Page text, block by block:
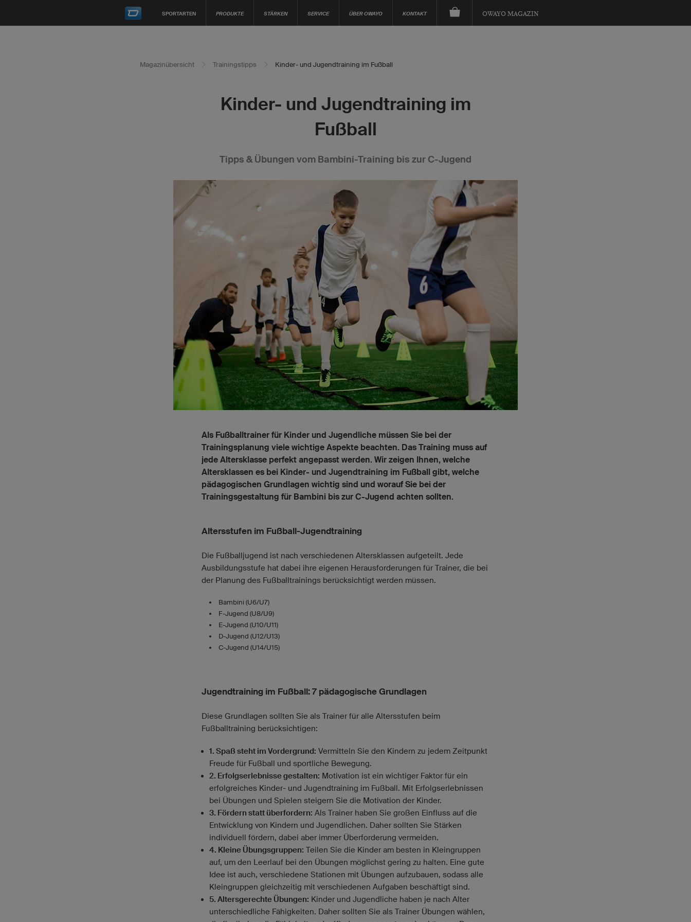
SPORTARTEN PRODUKTE STÄRKEN SERVICE ÜBER OWAYO KONTAKT OWAYO MAGAZIN
Magazinübersicht Trainingstipps Kinder- und Jugendtraining im Fußball
Kinder- und Jugendtraining im
Fußball
Tipps & Übungen vom Bambini-Training bis zur C-Jugend
Als Fußballtrainer für Kinder und Jugendliche müssen Sie bei der
Trainingsplanung viele wichtige Aspekte beachten. Das Training muss auf
jede Altersklasse perfekt angepasst werden. Wir zeigen Ihnen, welche
Altersklassen es bei Kinder- und Jugendtraining im Fußball gibt, welche
pädagogischen Grundlagen wichtig sind und worauf Sie bei der
Trainingsgestaltung für Bambini bis zur C-Jugend achten sollten.
Altersstufen im Fußball-Jugendtraining
Die Fußballjugend ist nach verschiedenen Altersklassen aufgeteilt. Jede
Ausbildungsstufe hat dabei ihre eigenen Herausforderungen für Trainer, die bei
der Planung des Fußballtrainings berücksichtigt werden müssen.
Bambini (U6/U7)
F-Jugend (U8/U9)
E-Jugend (U10/U11)
D-Jugend (U12/U13)
C-Jugend (U14/U15)
Jugendtraining im Fußball: 7 pädagogische Grundlagen
Diese Grundlagen sollten Sie als Trainer für alle Altersstufen beim
Fußballtraining berücksichtigen:
1. Spaß steht im Vordergrund: Vermitteln Sie den Kindern zu jedem Zeitpunkt
Freude für Fußball und sportliche Bewegung.
2. Erfolgserlebnisse gestalten: Motivation ist ein wichtiger Faktor für ein
erfolgreiches Kinder- und Jugendtraining im Fußball. Mit Erfolgserlebnissen
bei Übungen und Spielen steigern Sie die Motivation der Kinder.
3. Fördern statt überfordern: Als Trainer haben Sie großen Einfluss auf die
Entwicklung von Kindern und Jugendlichen. Daher sollten Sie Stärken
individuell fördern, dabei aber immer Überforderung vermeiden.
4. Kleine Übungsgruppen: Teilen Sie die Kinder am besten in Kleingruppen
auf, um den Leerlauf bei den Übungen möglichst gering zu halten. Eine gute
Idee ist auch, verschiedene Stationen mit Übungen aufzubauen, sodass alle
Kleingruppen gleichzeitig mit verschiedenen Aufgaben beschäftigt sind.
5. Altersgerechte Übungen: Kinder und Jugendliche haben je nach Alter
unterschiedliche Fähigkeiten. Daher sollten Sie als Trainer Übungen wählen,